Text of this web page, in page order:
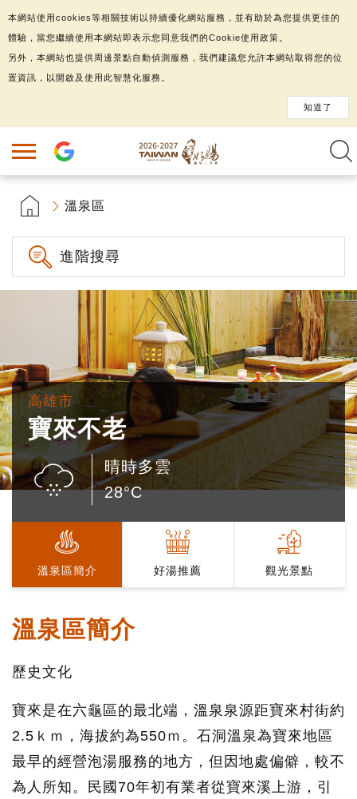
溫泉區
進階搜尋
高雄市
寶來不老
晴時多雲
28°C
溫泉區簡介 好湯推薦 觀光景點
溫泉區簡介
歷史文化
寶來是在六龜區的最北端，溫泉泉源距寶來村街約
2.5ｋｍ，海拔約為550ｍ。石洞溫泉為寶來地區
最早的經營泡湯服務的地方，但因地處偏僻，較不
為人所知。民國70年初有業者從寶來溪上游，引
本網站使用cookies等相關技術以持續優化網站服務，並有助於為您提供更佳的
體驗，當您繼續使用本網站即表示您同意我們的Cookie使用政策。
另外，本網站也提供周邊景點自動偵測服務，我們建議您允許本網站取得您的位
置資訊，以開啟及使用此智慧化服務。
知道了